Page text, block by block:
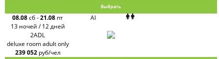
Выбрать
08.08сб-21.08 пт
13 ночей / 12 дней
AI
2ADL
deluxe room adult only
239 052 руб/чел